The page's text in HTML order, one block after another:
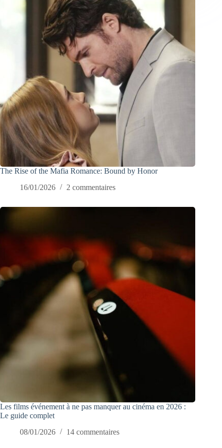
The Rise of the Mafia Romance: Bound by Honor
16/01/2026
2 commentaires
Les films événement à ne pas manquer au cinéma en 2026 :
Le guide complet
08/01/2026
14 commentaires